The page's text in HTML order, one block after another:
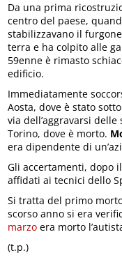
Da una prima
centro del paese,
stabilizzavano il
terra e ha colpito alle
59enne è rimasto
edificio.
Immediatamente
Aosta, dove è stato
via dell’aggravarsi
Torino, dove è morto.
era dipendente di
Gli accertamenti, dopo
affidati ai tecnici dello
Si tratta del primo
scorso anno si era
marzo era morto
(t.p.)